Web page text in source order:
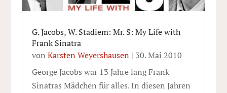
G. Jacobs, W. Stadiem: Mr. S: My Life with
Frank Sinatra
von Karsten Weyershausen | 30. Mai 2010
George Jacobs war 13 Jahre lang Frank
Sinatras Mädchen für alles. In diesen Jahren